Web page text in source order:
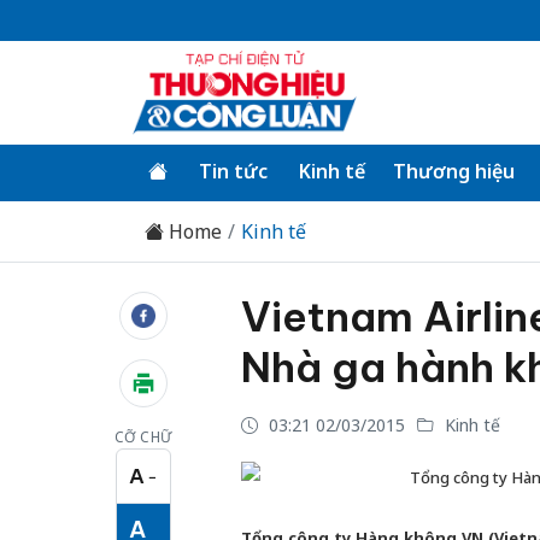
Tin tức Kinh tế Thương hiệu
Home Kinh tế
CỠ CHỮ
A −
Cỡ chữ nhỏ
A
Vietnam
Nhà ga hành
03:21 02/03/2015 Kinh tế
Tổng công ty